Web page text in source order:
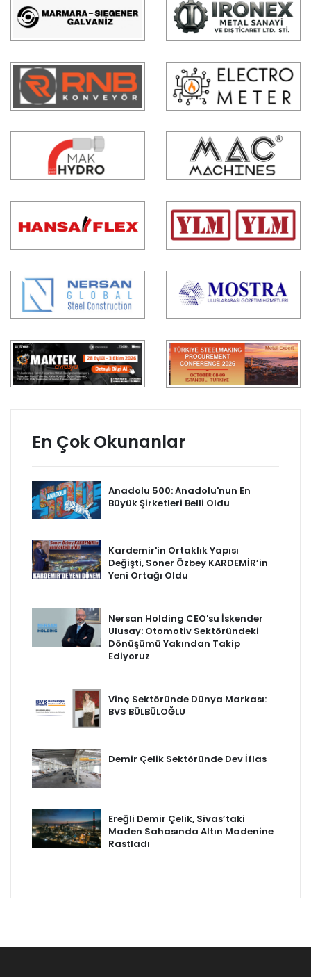
En Çok Okunanlar
Anadolu 500: Anadolu'nun En
Büyük Şirketleri Belli Oldu
Kardemir'in Ortaklık Yapısı
Değişti, Soner Özbey KARDEMİR’in
Yeni Ortağı Oldu
Nersan Holding CEO'su İskender
Ulusay: Otomotiv Sektöründeki
Dönüşümü Yakından Takip
Ediyoruz
Vinç Sektöründe Dünya Markası:
BVS BÜLBÜLOĞLU
Demir Çelik Sektöründe Dev İflas
Ereğli Demir Çelik, Sivas’taki
Maden Sahasında Altın Madenine
Rastladı